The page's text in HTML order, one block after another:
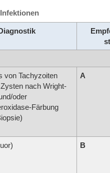
von Tachyzoiten
nach Wright-
oder
Färbung
A
B